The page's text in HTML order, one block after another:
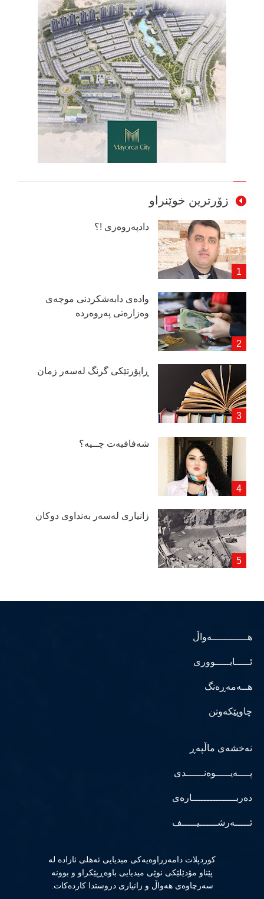
زۆرترین خوێنراو
دادپەروەری !؟
وادەی دابەشكردنی موچەی
وەزارەتی پەروەردە
ڕاپۆرتێكی گرنگ لەسەر زمان
شەفافیەت چــیە؟
زانیاری لەسەر بەنداوی دوكان
هــــــــــــەواڵ
ئـــــابـــــووری
هــەمەڕەنگ
چاوپێکەوتن
نەخشەی ماڵپەڕ
پــــەیـــــوەنــــــدی
دەربـــــــــــــــارەی
ئـــــەرشــــــیـــــف
كوردپلات دامەزراوەیەكی میدیایی ئەهلی ئازادە لە
پێناو مۆدێلێكی نوێی میدیایی باوەڕپێكراو و بوونە
سەرچاوەی هەواڵ و زانیاری دروستدا كاردەكات.